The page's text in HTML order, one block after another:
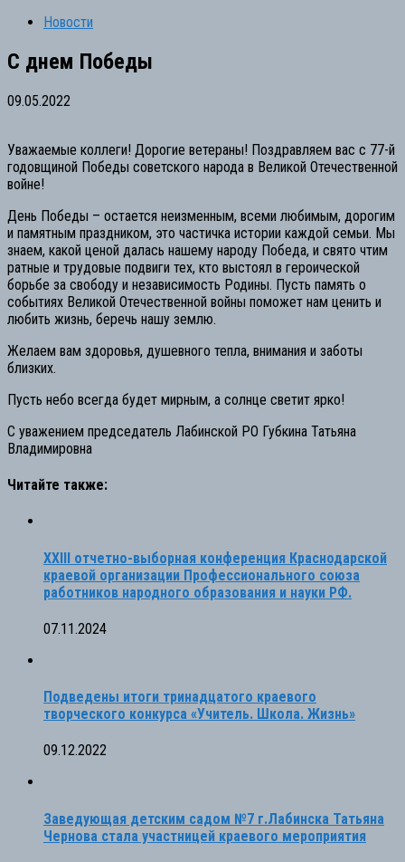
Новости
С днем Победы
09.05.2022
Уважаемые коллеги! Дорогие ветераны! Поздравляем вас с 77-й
годовщиной Победы советского народа в Великой Отечественной
войне!
День Победы – остается неизменным, всеми любимым, дорогим
и памятным праздником, это частичка истории каждой семьи. Мы
знаем, какой ценой далась нашему народу Победа, и свято чтим
ратные и трудовые подвиги тех, кто выстоял в героической
борьбе за свободу и независимость Родины. Пусть память о
событиях Великой Отечественной войны поможет нам ценить и
любить жизнь, беречь нашу землю.
Желаем вам здоровья, душевного тепла, внимания и заботы
близких.
Пусть небо всегда будет мирным, а солнце светит ярко!
С уважением председатель Лабинской РО Губкина Татьяна
Владимировна
Читайте также:
XXIII отчетно-выборная конференция Краснодарской
краевой организации Профессионального союза
работников народного образования и науки РФ.
07.11.2024
Подведены итоги тринадцатого краевого
творческого конкурса «Учитель. Школа. Жизнь»
09.12.2022
Заведующая детским садом №7 г.Лабинска Татьяна
Чернова стала участницей краевого мероприятия